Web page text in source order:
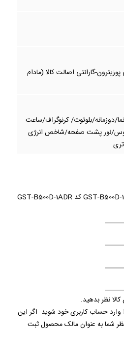
گارانتی اصالت کالا (مادام
دوزمانه/بلوتوث/ کرنوگراف/ساعت
نور پشت صفحه/شاخص انرژی
نظر بدهید.
وارد حساب کاربری خود شوید. اگر این
شما به عنوان مالک محصول ثبت